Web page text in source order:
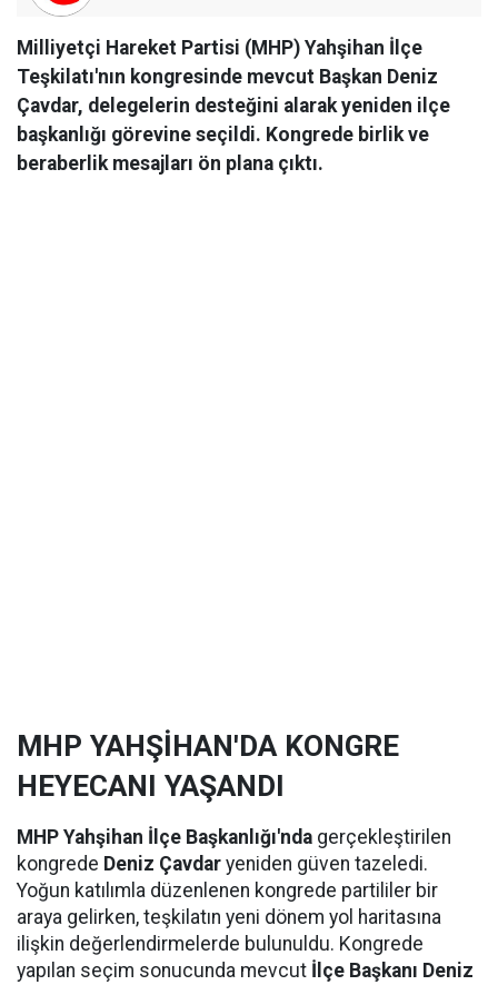
Milliyetçi Hareket Partisi (MHP) Yahşihan İlçe
Teşkilatı'nın kongresinde mevcut Başkan Deniz
Çavdar, delegelerin desteğini alarak yeniden ilçe
başkanlığı görevine seçildi. Kongrede birlik ve
beraberlik mesajları ön plana çıktı.
MHP YAHŞİHAN'DA KONGRE
HEYECANI YAŞANDI
MHP Yahşihan İlçe Başkanlığı'nda gerçekleştirilen
kongrede Deniz Çavdar yeniden güven tazeledi.
Yoğun katılımla düzenlenen kongrede partililer bir
araya gelirken, teşkilatın yeni dönem yol haritasına
ilişkin değerlendirmelerde bulunuldu. Kongrede
yapılan seçim sonucunda mevcut İlçe Başkanı Deniz